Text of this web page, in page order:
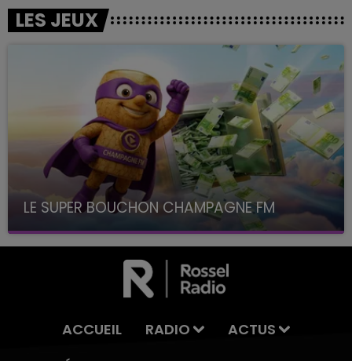
LES JEUX
LE SUPER BOUCHON CHAMPAGNE FM
avec La Famille Champagne FM, à 8H10
ACCUEIL RADIO
ACTUS